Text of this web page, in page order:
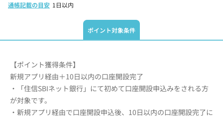
通帳記載の目安 1日以内
ポイント対象条件
【ポイント獲得条件】
新規アプリ経由＋10日以内の口座開設完了
・「住信SBIネット銀行」にて初めて口座開設申込みをされる方
が対象です。
・新規アプリ経由で口座開設申込後、10日以内の口座開設完了に